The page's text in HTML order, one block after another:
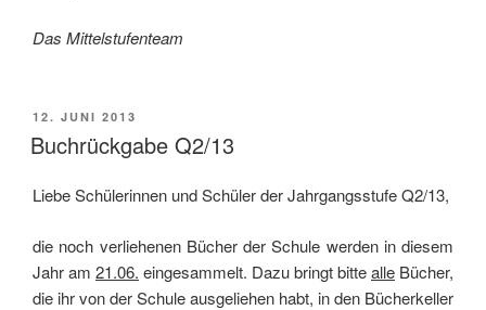
Das Mittelstufenteam
VERÖFFENTLICHT
AM
12. JUNI 2013
Buchrückgabe Q2/13
Liebe Schülerinnen und Schüler der Jahrgangsstufe Q2/13,
die noch verliehenen Bücher der Schule werden in diesem
Jahr am 21.06. eingesammelt. Dazu bringt bittealle Bücher,
die ihr von der Schule ausgeliehen habt, in den Bücherkeller